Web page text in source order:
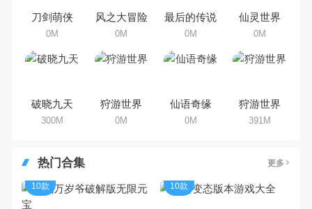
集，欢迎大家前来选择下载体验
刀剑萌侠
0M
风之大冒险
0M
最后的传说
0M
仙灵世界
0M
破晓九天
300M
狩游世界
0M
仙语奇缘
0M
狩游世界
391M
热门合集 更多
10款 10款